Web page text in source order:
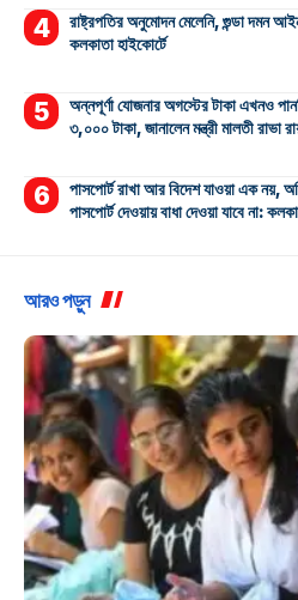
রাষ্ট্রপতির অনুমোদন মেলেনি, গুন্ডা দমন
কলকাতা হাইকোর্টে
অন্নপূর্ণা যোজনার অগস্টের টাকা এখনও
৩,০০০ টাকা, জানালেন মন্ত্রী মালতী রাভা
পাসপোর্ট রাখা আর বিদেশ যাওয়া এক নয়,
পাসপোর্ট দেওয়ায় বাধা দেওয়া যাবে না:
আরও পড়ুন